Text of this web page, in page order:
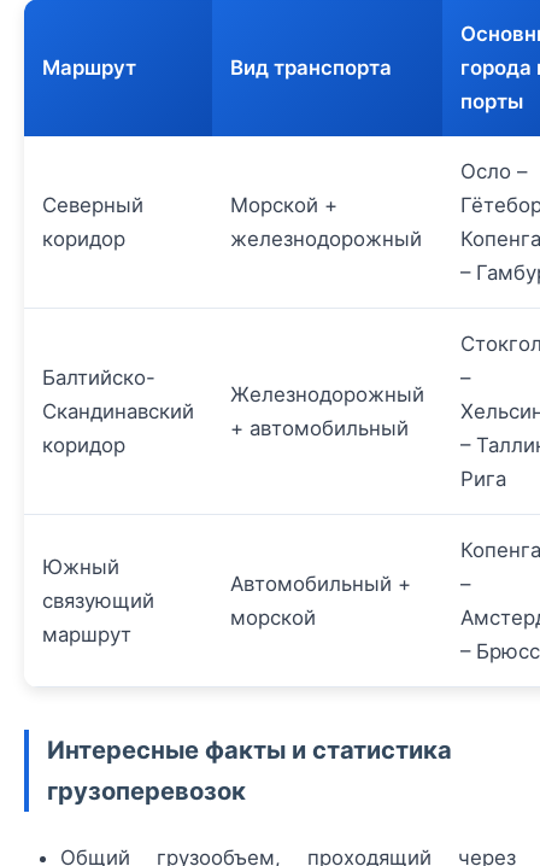
Маршрут Вид транспорта
города
порты
Северный
коридор
Морской +
железнодорожный
Осло –
–
Балтийско-
Скандинавский
коридор
Железнодорожный
+ автомобильный
–
–
Рига
Южный
связующий
маршрут
Автомобильный +
морской
–
–
Интересные факты и статистика
грузоперевозок
Общий грузообъем, проходящий через